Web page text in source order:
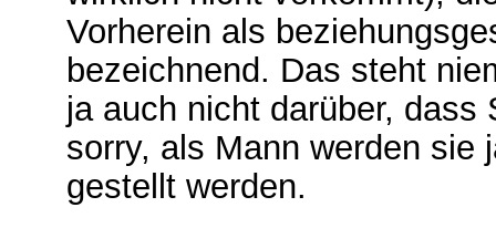
Vorherein als
bezeichnend. Das steht
ja auch nicht darüber, dass
sorry, als Mann werden sie
gestellt werden.